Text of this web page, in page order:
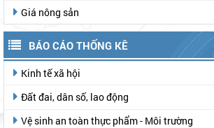
Giá nông sản
BÁO CÁO THỐNG KÊ
Kinh tế xã hội
Đất đai, dân số, lao động
Vệ sinh an toàn thực phẩm - Môi trường